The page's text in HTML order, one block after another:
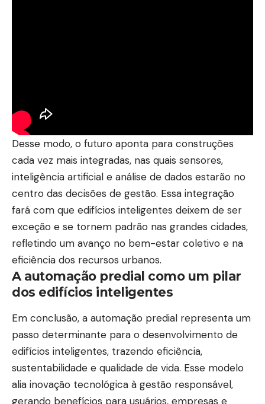
Desse modo, o futuro aponta para construções
cada vez mais integradas, nas quais sensores,
inteligência artificial e análise de dados estarão no
centro das decisões de gestão. Essa integração
fará com que edifícios inteligentes deixem de ser
exceção e se tornem padrão nas grandes cidades,
refletindo um avanço no bem-estar coletivo e na
eficiência dos recursos urbanos.
A automação predial como um pilar
dos edifícios inteligentes
Em conclusão, a automação predial representa um
passo determinante para o desenvolvimento de
edifícios inteligentes, trazendo eficiência,
sustentabilidade e qualidade de vida. Esse modelo
alia inovação tecnológica à gestão responsável,
gerando benefícios para usuários, empresas e